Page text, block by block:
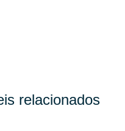
relacionados